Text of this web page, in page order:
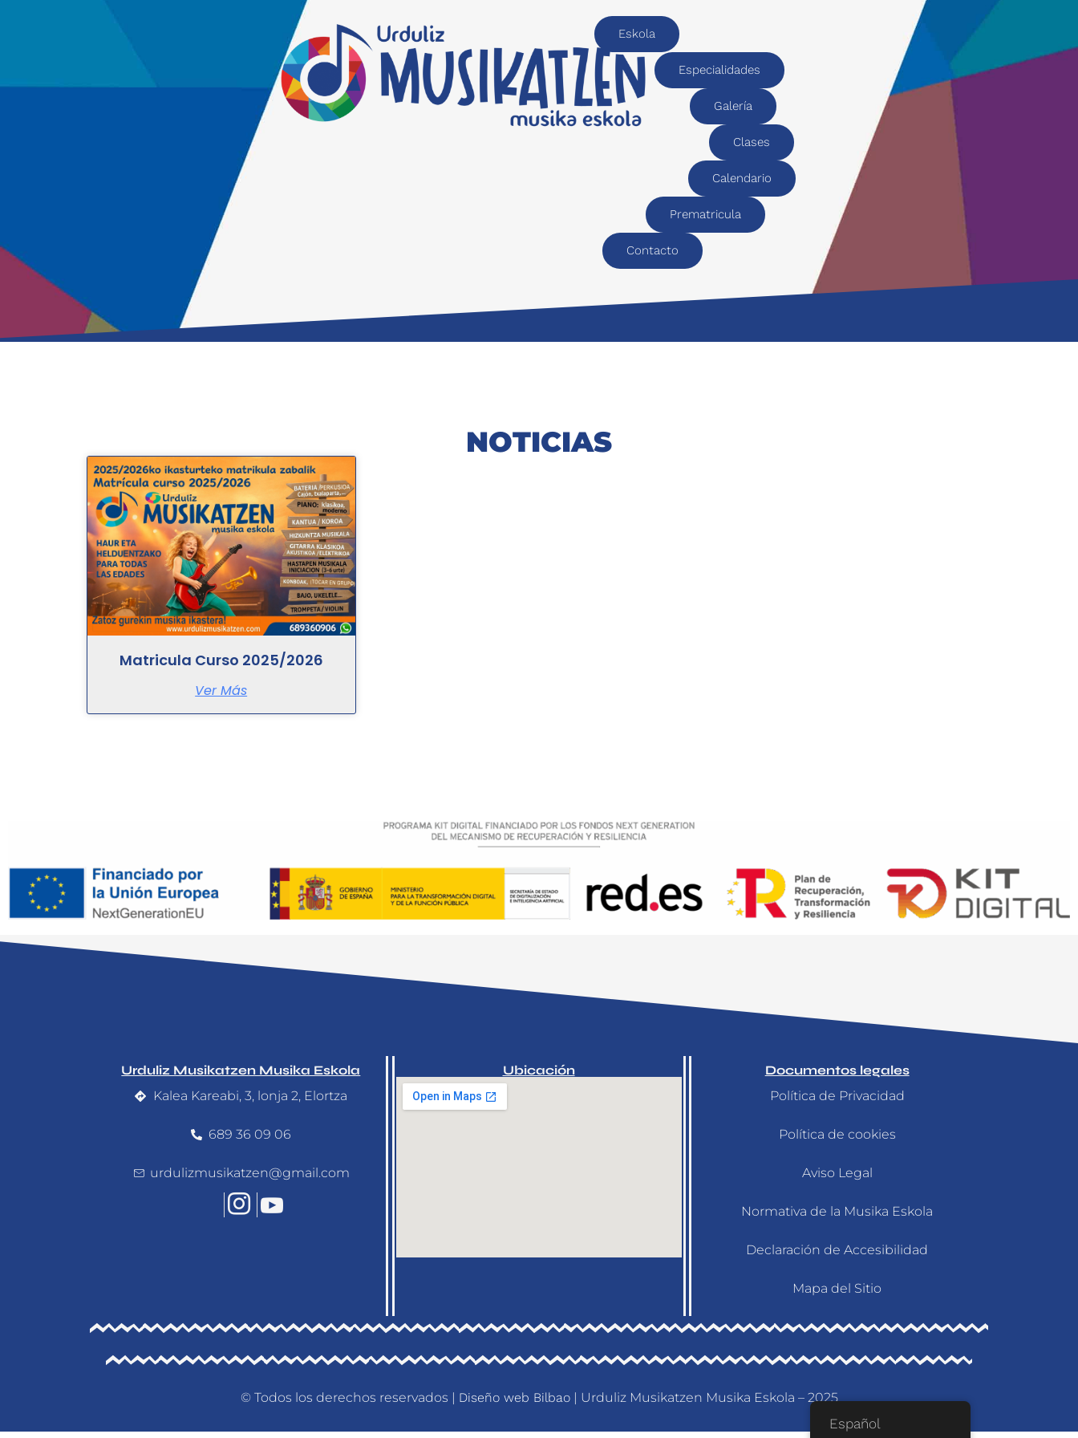
Eskola
Especialidades
Galería
Clases
Calendario
Prematricula
Contacto
NOTICIAS
Matricula Curso 2025/2026
Ver Más
Urduliz Musikatzen Musika Eskola
Kalea Kareabi, 3, lonja 2, Elortza
689 36 09 06
urdulizmusikatzen@gmail.com
Ubicación
Documentos legales
Política de Privacidad
Política de cookies
Aviso Legal
Normativa de la Musika Eskola
Declaración de Accesibilidad
Mapa del Sitio
© Todos los derechos reservados | Diseño web Bilbao| Urduliz Musikatzen Musika Eskola – 2025
Español